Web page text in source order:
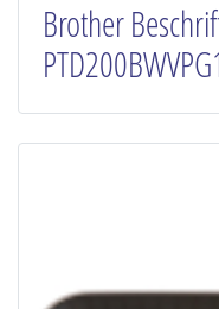
Brother